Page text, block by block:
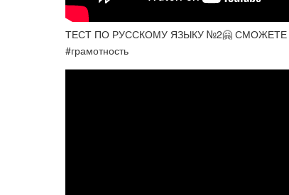
ТЕСТ ПО РУССКОМУ ЯЗЫКУ №2🤗 СМОЖЕТЕ
#грамотность